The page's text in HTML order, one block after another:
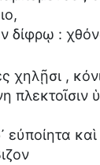
,
δίφρῳ :
χηλῇσι ,
πλεκτοῖσιν
εὐποίητα καὶ